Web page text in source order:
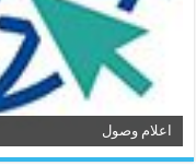
اعلام وصول